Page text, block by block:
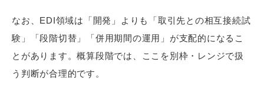
なお、EDI領域は「開発」よりも「取引先との相互接続試
験」「段階切替」「併用期間の運用」が支配的になるこ
とがあります。概算段階では、ここを別枠・レンジで扱
う判断が合理的です。